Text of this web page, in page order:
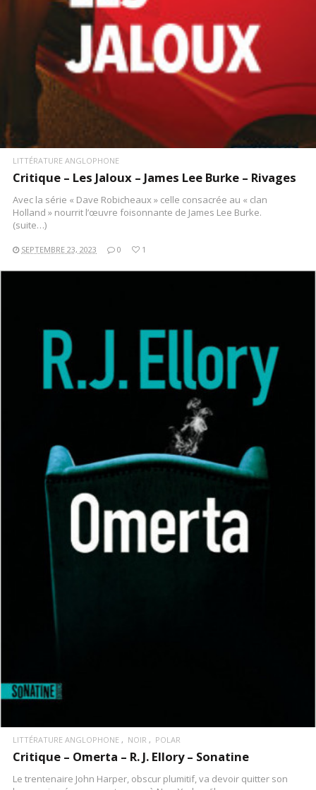
LITTÉRATURE ANGLOPHONE
Critique – Les Jaloux – James Lee Burke – Rivages
Avec la série « Dave Robicheaux » celle consacrée au « clan
Holland » nourrit l’œuvre foisonnante de James Lee Burke.
(suite…)
SEPTEMBRE 23, 2023 0 1
LIRE LA SUITE
LITTÉRATURE ANGLOPHONE NOIR POLAR
Critique – Omerta – R. J. Ellory – Sonatine
Le trentenaire John Harper, obscur plumitif, va devoir quitter son